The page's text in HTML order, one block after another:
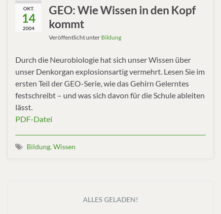
OKT.
14
2004
GEO: Wie Wissen in den Kopf
kommt
Veröffentlicht unter Bildung
Durch die Neurobiologie hat sich unser Wissen über
unser Denkorgan explosionsartig vermehrt. Lesen Sie im
ersten Teil der GEO-Serie, wie das Gehirn Gelerntes
festschreibt – und was sich davon für die Schule ableiten
lässt.
PDF-Datei
Bildung, Wissen
ALLES GELADEN!